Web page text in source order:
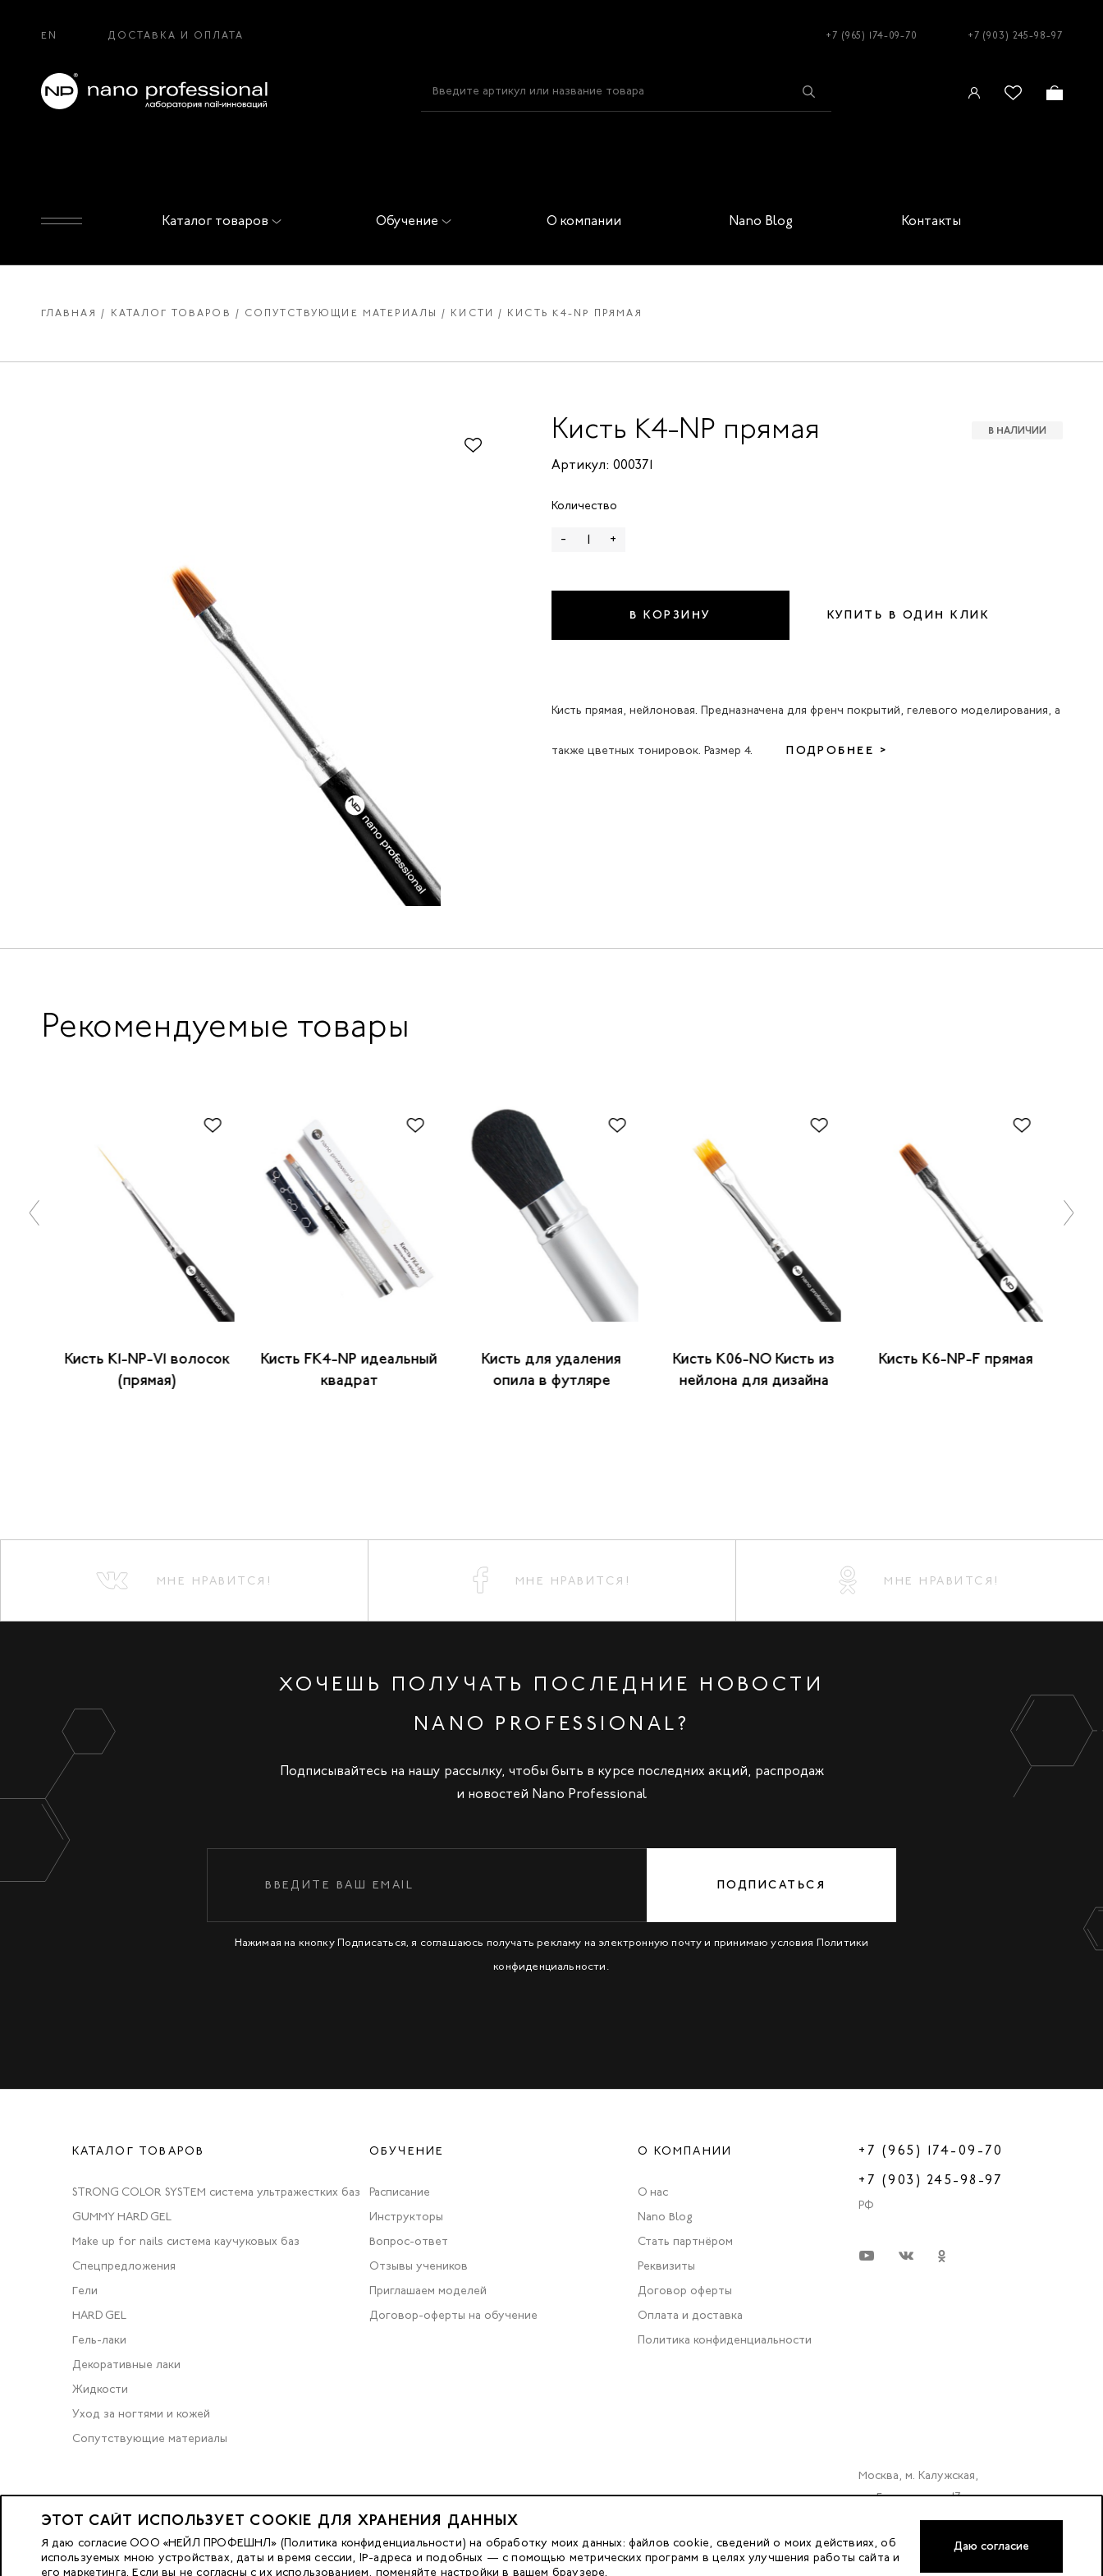
EN ДОСТАВКА И ОПЛАТА +7 (965) 174-09-70 +7 (903) 245-98-97
Каталог товаров Обучение О компании Nano Blog Контакты
ГЛАВНАЯ КАТАЛОГ ТОВАРОВ СОПУТСТВУЮЩИЕ МАТЕРИАЛЫ КИСТИ КИСТЬ K4-NP ПРЯМАЯ
Кисть K4-NP прямая В НАЛИЧИИ
Артикул: 000371
Количество
- +
В КОРЗИНУ КУПИТЬ В ОДИН КЛИК
Кисть прямая, нейлоновая. Предназначена для френч покрытий, гелевого моделирования, а
также цветных тонировок. Размер 4. ПОДРОБНЕЕ >
Рекомендуемые товары
Кисть K1-NP-V1 волосок
(прямая)
Кисть FK4-NP идеальный
квадрат
Кисть для удаления
опила в футляре
Кисть K06-NO Кисть из
нейлона для дизайна
Кисть K6-NP-F прямая
МНЕ НРАВИТСЯ! МНЕ НРАВИТСЯ! МНЕ НРАВИТСЯ!
ХОЧЕШЬ ПОЛУЧАТЬ ПОСЛЕДНИЕ НОВОСТИ
NANO PROFESSIONAL?
Подписывайтесь на нашу рассылку, чтобы быть в курсе последних акций, распродаж
и новостей Nano Professional
ПОДПИСАТЬСЯ
Нажимая на кнопку Подписаться, я соглашаюсь получать рекламу на электронную почту и принимаю условия Политики
конфиденциальности.
КАТАЛОГ ТОВАРОВ
STRONG COLOR SYSTEM система ультражестких баз
GUMMY HARD GEL
Make up for nails система каучуковых баз
Спецпредложения
Гели
HARD GEL
Гель-лаки
Декоративные лаки
Жидкости
Уход за ногтями и кожей
Сопутствующие материалы
ОБУЧЕНИЕ
Расписание
Инструкторы
Вопрос-ответ
Отзывы учеников
Приглашаем моделей
Договор-оферты на обучение
О КОМПАНИИ
О нас
Nano Blog
Стать партнёром
Реквизиты
Договор оферты
Оплата и доставка
Политика конфиденциальности
+7 (965) 174-09-70
+7 (903) 245-98-97
РФ
2023 © OOO «Нейл Профешнл».
Все права защищены.
Разработка сайта — FACE FAMILY
Москва, м. Калужская,
ул. Бутлерова д. 17
«БЦ Нео Гео»^
этаж. 3, офис 3079
ЭТОТ САЙТ ИСПОЛЬЗУЕТ COOKIE ДЛЯ ХРАНЕНИЯ ДАННЫХ
Я даю согласие ООО «НЕЙЛ ПРОФЕШНЛ» (Политика конфиденциальности) на обработку моих данных: файлов cookie, сведений о моих действиях, об
используемых мною устройствах, даты и время сессии, IP-адреса и подобных — с помощью метрических программ в целях улучшения работы сайта и
его маркетинга. Если вы не согласны с их использованием, поменяйте настройки в вашем браузере.
Даю согласие